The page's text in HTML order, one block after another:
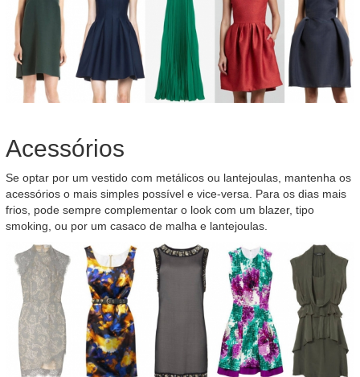
Acessórios
Se optar por um vestido com metálicos ou lantejoulas, mantenha os
acessórios o mais simples possível e vice-versa. Para os dias mais
frios, pode sempre complementar o look com um blazer, tipo
smoking, ou por um casaco de malha e lantejoulas.